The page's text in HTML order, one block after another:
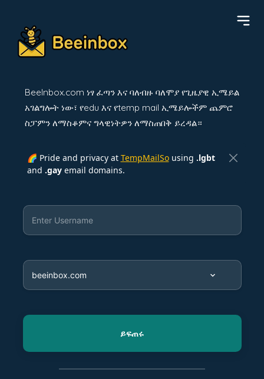
BeeInbox.com ነፃ ፈጣን እና ባለብዙ ባለሞያ የጊዜያዊ ኢሜይል
አገልግሎት ነው፣ የedu እና የtemp mail ኢሜይሎችም ጨምሮ
ስፓምን ለማስቆምና ግላዊነትዎን ለማስጠበቅ ይረዳል።
🌈 Pride and privacy at TempMailSousing .lgbt
and .gayemail domains.